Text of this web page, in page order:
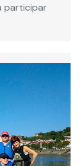
participar